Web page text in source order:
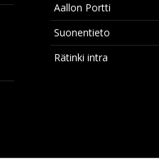
Aallon Portti
Suonentieto
Rätinki intra